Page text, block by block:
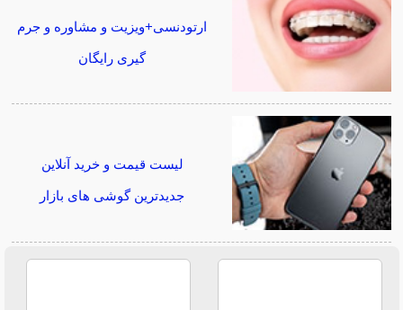
ارتودنسی+ویزیت و مشاوره و جرم
گیری رایگان
لیست قیمت و خرید آنلاین
جدیدترین گوشی های بازار